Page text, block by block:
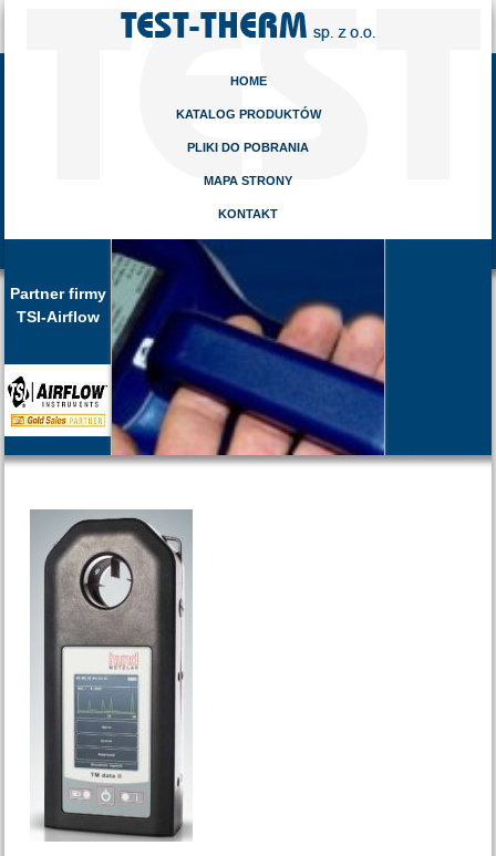
HOME
KATALOG PRODUKTÓW
PLIKI DO POBRANIA
MAPA STRONY
KONTAKT
Partner firmy
TSI-Airflow